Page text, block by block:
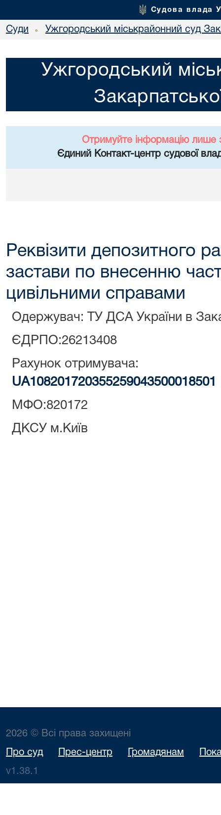
Судова влада
Суди • Ужгородський міськрайонний суд
Ужгородський
Отримуйте інформацію лише
Єдиний Контакт-центр судової
Реквізити депозитного
застави по внесенню
цивільними справами
Одержувач: ТУ ДСА України в
ЄДРПО:26213408
Рахунок отримувача:
UA108201720355259043500018501
МФО:820172
ДКСУ м.Київ
2026 © Всі права захищені
Про суд Прес-центр Громадянам
v1.38.1